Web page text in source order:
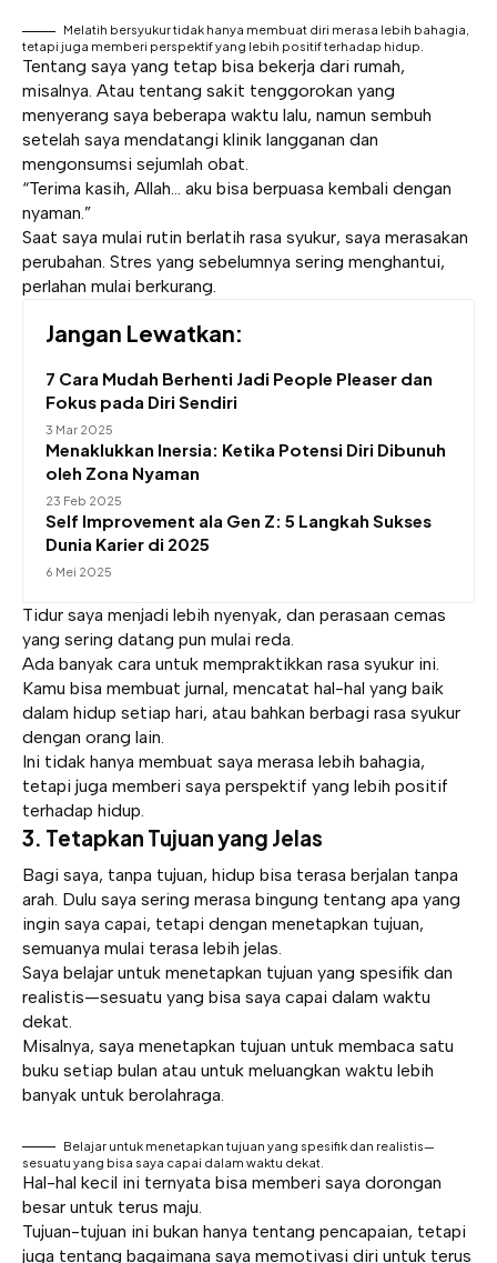
Melatih bersyukur tidak hanya membuat diri merasa lebih bahagia,
tetapi juga memberi perspektif yang lebih positif terhadap hidup.
Tentang saya yang tetap bisa bekerja dari rumah,
misalnya. Atau tentang sakit tenggorokan yang
menyerang saya beberapa waktu lalu, namun sembuh
setelah saya mendatangi klinik langganan dan
mengonsumsi sejumlah obat.
“Terima kasih, Allah… aku bisa berpuasa kembali dengan
nyaman.”
Saat saya mulai rutin berlatih rasa syukur, saya merasakan
perubahan. Stres yang sebelumnya sering menghantui,
perlahan mulai berkurang.
Jangan Lewatkan:
7 Cara Mudah Berhenti Jadi People Pleaser dan
Fokus pada Diri Sendiri
3 Mar 2025
Menaklukkan Inersia: Ketika Potensi Diri Dibunuh
oleh Zona Nyaman
23 Feb 2025
Self Improvement ala Gen Z: 5 Langkah Sukses
Dunia Karier di 2025
6 Mei 2025
Tidur saya menjadi lebih nyenyak, dan perasaan cemas
yang sering datang pun mulai reda.
Ada banyak cara untuk mempraktikkan rasa syukur ini.
Kamu bisa membuat jurnal, mencatat hal-hal yang baik
dalam hidup setiap hari, atau bahkan berbagi rasa syukur
dengan orang lain.
Ini tidak hanya membuat saya merasa lebih bahagia,
tetapi juga memberi saya perspektif yang lebih positif
terhadap hidup.
3. Tetapkan Tujuan yang Jelas
Bagi saya, tanpa tujuan, hidup bisa terasa berjalan tanpa
arah. Dulu saya sering merasa bingung tentang apa yang
ingin saya capai, tetapi dengan menetapkan tujuan,
semuanya mulai terasa lebih jelas.
Saya belajar untuk menetapkan tujuan yang spesifik dan
realistis—sesuatu yang bisa saya capai dalam waktu
dekat.
Misalnya, saya menetapkan tujuan untuk membaca satu
buku setiap bulan atau untuk meluangkan waktu lebih
banyak untuk berolahraga.
Belajar untuk menetapkan tujuan yang spesifik dan realistis—
sesuatu yang bisa saya capai dalam waktu dekat.
Hal-hal kecil ini ternyata bisa memberi saya dorongan
besar untuk terus maju.
Tujuan-tujuan ini bukan hanya tentang pencapaian, tetapi
juga tentang bagaimana saya memotivasi diri untuk terus